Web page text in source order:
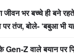
जीवन भर बच्चे ही बने
तंज, बोले- ‘बबुआ भी
Gen-Z वाले बयान पर